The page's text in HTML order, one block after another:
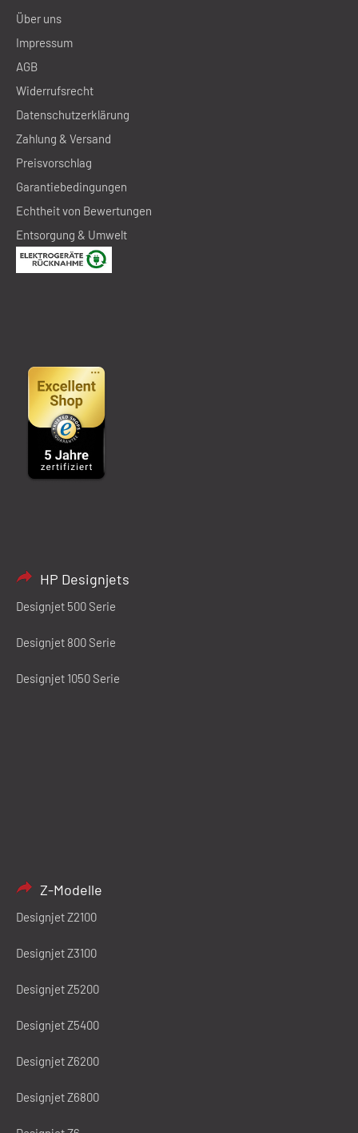
Über uns
Impressum
AGB
Widerrufsrecht
Datenschutzerklärung
Zahlung & Versand
Preisvorschlag
Garantiebedingungen
Echtheit von Bewertungen
Entsorgung & Umwelt
HP Designjets
Designjet 500 Serie
Designjet 800 Serie
Designjet 1050 Serie
Z-Modelle
Designjet Z2100
Designjet Z3100
Designjet Z5200
Designjet Z5400
Designjet Z6200
Designjet Z6800